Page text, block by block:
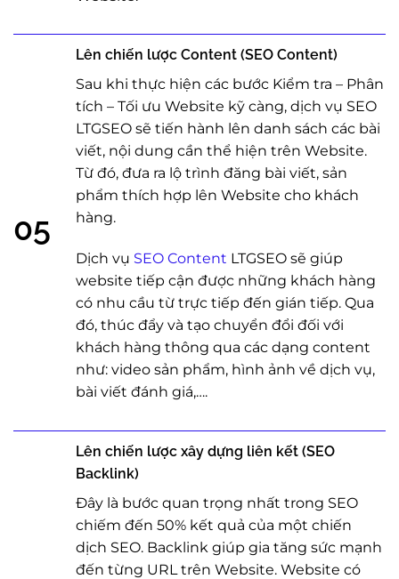
05
Lên chiến lược Content (SEO Content)
Sau khi thực hiện các bước Kiểm tra – Phân
tích – Tối ưu Website kỹ càng, dịch vụ SEO
LTGSEO sẽ tiến hành lên danh sách các bài
viết, nội dung cần thể hiện trên Website.
Từ đó, đưa ra lộ trình đăng bài viết, sản
phẩm thích hợp lên Website cho khách
hàng.
Dịch vụ SEO Content LTGSEO sẽ giúp
website tiếp cận được những khách hàng
có nhu cầu từ trực tiếp đến gián tiếp. Qua
đó, thúc đẩy và tạo chuyển đổi đối với
khách hàng thông qua các dạng content
như: video sản phẩm, hình ảnh về dịch vụ,
bài viết đánh giá,….
Lên chiến lược xây dựng liên kết (SEO
Backlink)
Đây là bước quan trọng nhất trong SEO
chiếm đến 50% kết quả của một chiến
dịch SEO. Backlink giúp gia tăng sức mạnh
đến từng URL trên Website. Website có